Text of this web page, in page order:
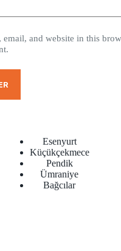
email, and website in this
Esenyurt
Küçükçekmece
Pendik
Ümraniye
Bağcılar